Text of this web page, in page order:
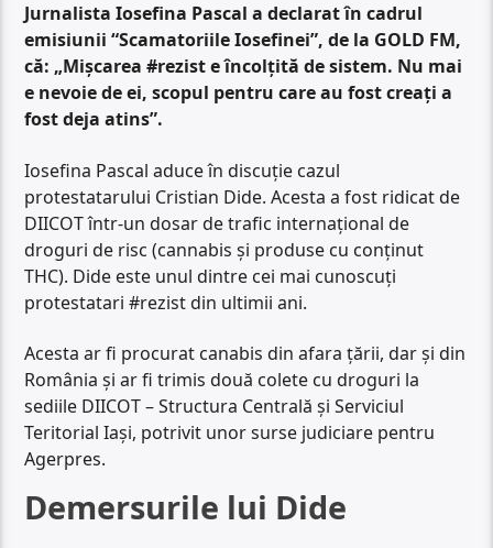
Jurnalista Iosefina Pascal a declarat în cadrul
emisiunii “Scamatoriile Iosefinei”, de la GOLD FM,
că: „Mișcarea #rezist e încolțită de sistem. Nu mai
e nevoie de ei, scopul pentru care au fost creați a
fost deja atins”.
Iosefina Pascal aduce în discuție cazul
protestatarului Cristian Dide. Acesta a fost ridicat de
DIICOT într-un dosar de trafic internațional de
droguri de risc (cannabis şi produse cu conţinut
THC). Dide este unul dintre cei mai cunoscuți
protestatari #rezist din ultimii ani.
Acesta ar fi procurat canabis din afara ţării, dar şi din
România şi ar fi trimis două colete cu droguri la
sediile DIICOT – Structura Centrală şi Serviciul
Teritorial Iaşi, potrivit unor surse judiciare pentru
Agerpres.
Demersurile lui Dide